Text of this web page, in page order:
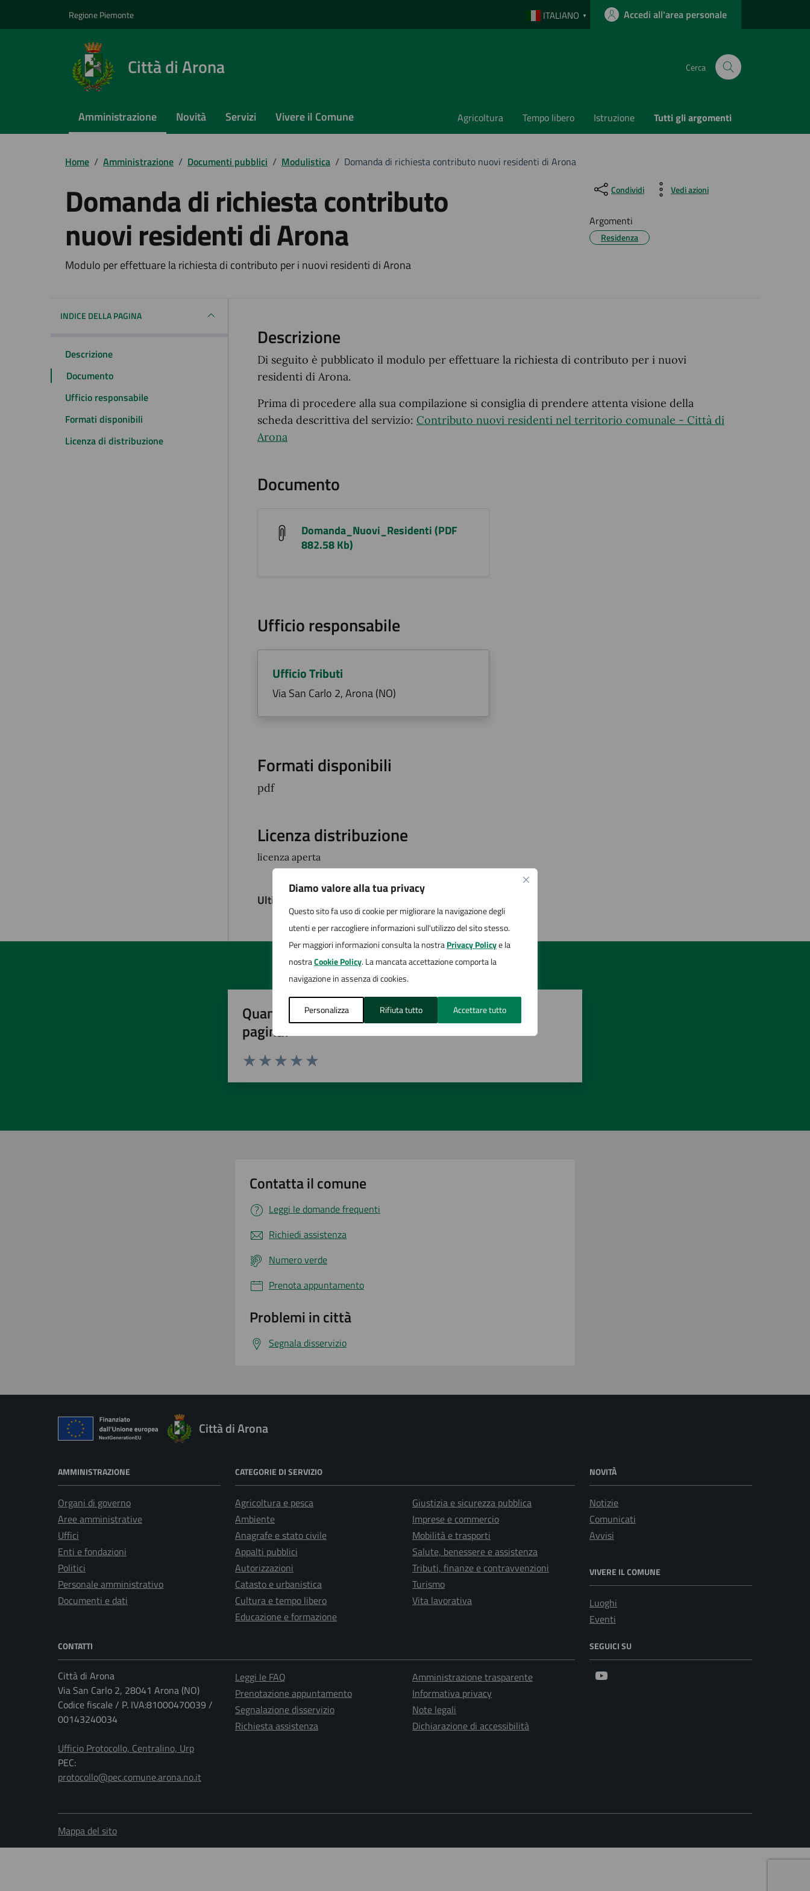
Diamo valore alla tua privacy
Questo sito fa uso di cookie per migliorare la navigazione degli
utenti e per raccogliere informazioni sull'utilizzo del sito stesso.
Per maggiori informazioni consulta la nostraPrivacy Policye la
nostraCookie Policy. La mancata accettazione comporta la
navigazione in assenza di cookies.
Personalizza Rifiuta tutto Accettare tutto
Regione Piemonte ITALIANO ▼ Accedi all'area personale
Città di Arona Cerca
Amministrazione Novità Servizi Vivere il Comune Agricoltura Tempo libero Istruzione Tutti gli argomenti
Home / Amministrazione / Documenti pubblici / Modulistica / Domanda di richiesta contributo nuovi residenti di Arona
Domanda di richiesta contributo
nuovi residenti di Arona
Dettagli del documento
Modulo per effettuare la richiesta di contributo per i nuovi residenti di Arona
Condividi Vedi azioni
Argomenti
Residenza
INDICE DELLA PAGINA
Descrizione
Documento
Ufficio responsabile
Formati disponibili
Licenza di distribuzione
Descrizione
Di seguito è pubblicato il modulo per effettuare la richiesta di contributo per i nuovi
residenti di Arona.
Prima di procedere alla sua compilazione si consiglia di prendere attenta visione della
scheda descrittiva del servizio: Contributo nuovi residenti nel territorio comunale - Città di
Arona
Documento
Domanda_Nuovi_Residenti (PDF
882.58 Kb)
Ufficio responsabile
Ufficio Tributi
Via San Carlo 2, Arona (NO)
Formati disponibili
pdf
Licenza distribuzione
licenza aperta
Ultimo aggiornamento:
Quanto sono chiare le informazioni su questa
pagina?
Contatta il comune
Leggi le domande frequenti
Richiedi assistenza
Numero verde
Prenota appuntamento
Problemi in città
Segnala disservizio
Città di Arona
AMMINISTRAZIONE
Organi di governo
Aree amministrative
Uffici
Enti e fondazioni
Politici
Personale amministrativo
Documenti e dati
CATEGORIE DI SERVIZIO
Agricoltura e pesca
Ambiente
Anagrafe e stato civile
Appalti pubblici
Autorizzazioni
Catasto e urbanistica
Cultura e tempo libero
Educazione e formazione
Giustizia e sicurezza pubblica
Imprese e commercio
Mobilità e trasporti
Salute, benessere e assistenza
Tributi, finanze e contravvenzioni
Turismo
Vita lavorativa
NOVITÀ
Notizie
Comunicati
Avvisi
VIVERE IL COMUNE
Luoghi
Eventi
CONTATTI
Città di Arona
Via San Carlo 2, 28041 Arona (NO)
Codice fiscale / P. IVA:81000470039 /
00143240034
Ufficio Protocollo, Centralino, Urp
PEC:
protocollo@pec.comune.arona.no.it
Leggi le FAQ
Prenotazione appuntamento
Segnalazione disservizio
Richiesta assistenza
Amministrazione trasparente
Informativa privacy
Note legali
Dichiarazione di accessibilità
SEGUICI SU
Mappa del sito